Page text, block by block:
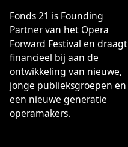
het hoofd kan raken.
Fonds 21 is Founding
Partner van het Opera
Forward Festival en draagt
financieel bij aan de
ontwikkeling van nieuwe,
jonge publieksgroepen en
een nieuwe generatie
operamakers.